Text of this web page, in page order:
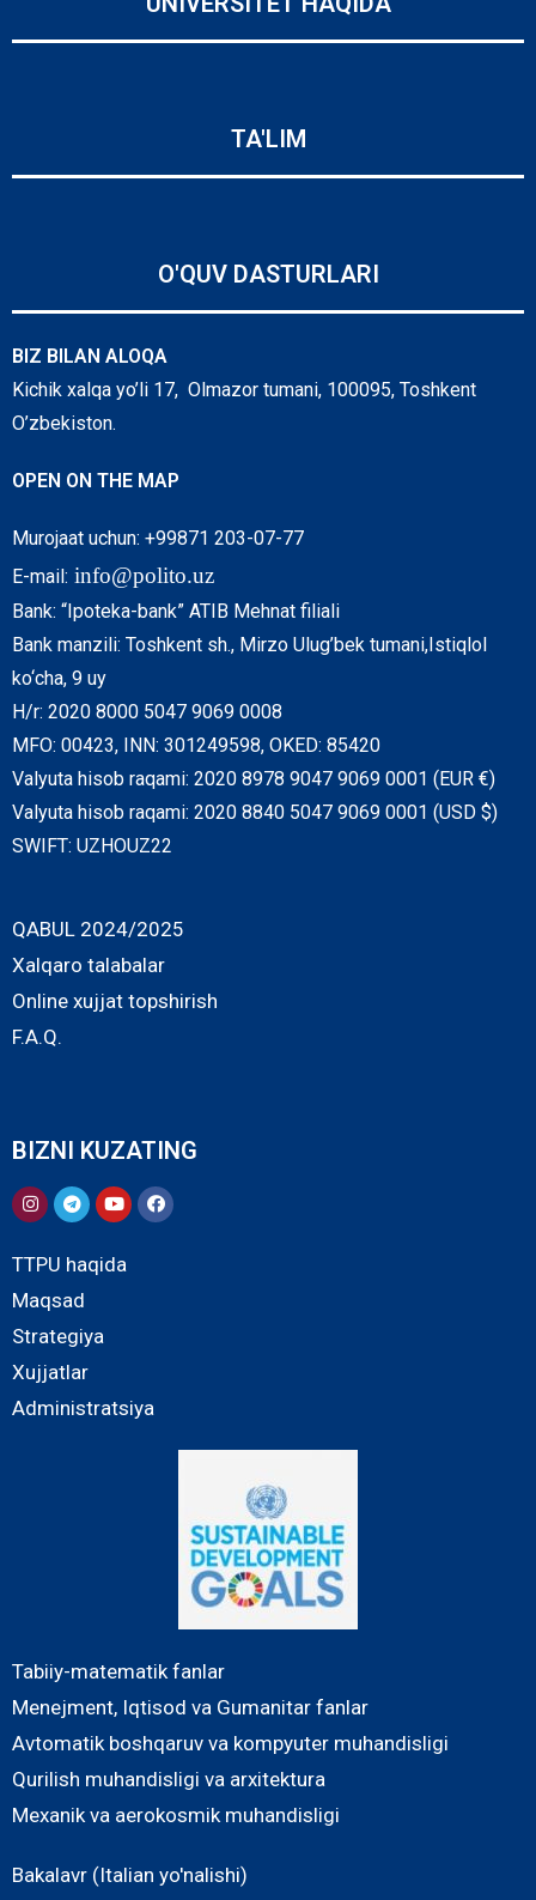
TA'LIM
O'QUV DASTURLARI
BIZ BILAN ALOQA
Kichik xalqa yo’li 17, Olmazor tumani, 100095, Toshkent
O’zbekiston.
OPEN ON THE MAP
Murojaat uchun: +99871 203-07-77
E-mail: info@polito.uz
Bank: “Ipoteka-bank” ATIB Mehnat filiali
Bank manzili: Toshkent sh., Mirzo Ulug’bek tumani,Istiqlol
ko‘cha, 9 uy
H/r: 2020 8000 5047 9069 0008
MFO: 00423, INN: 301249598, OKED: 85420
Valyuta hisob raqami: 2020 8978 9047 9069 0001 (EUR €)
Valyuta hisob raqami: 2020 8840 5047 9069 0001 (USD $)
SWIFT: UZHOUZ22
QABUL 2024/2025
Xalqaro talabalar
Online xujjat topshirish
F.A.Q.
BIZNI KUZATING
TTPU haqida
Maqsad
Strategiya
Xujjatlar
Administratsiya
Tabiiy-matematik fanlar
Menejment, Iqtisod va Gumanitar fanlar
Avtomatik boshqaruv va kompyuter muhandisligi
Qurilish muhandisligi va arxitektura
Mexanik va aerokosmik muhandisligi
Bakalavr (Italian yo'nalishi)